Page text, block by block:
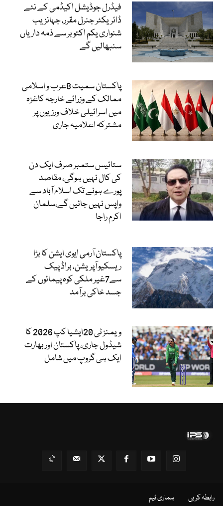
فیڈرل جوڈیشل اکیڈمی کے نئے
ڈائریکٹر جنرل مقرر، جہانزیب
شنواری یکم اکتوبر سے ذمہ داریاں
سنبھالیں گے
پاکستان سمیت 8عرب و اسلامی
ممالک کے وزرائے خارجہ کاغزہ
میں اسرائیلی خلاف ورزیوں پر
مشترکہ اعلامیہ جاری
ستائیس ستمبر صرف ایک دن
کی کال نہیں ہوگی، مقاصد
پورے ہونے تک اسلام آباد سے
واپس نہیں جائیں گے،سلمان
اکرم راجا
پاکستان آرمی ایوی ایشن کا بڑا
ریسکیو آپریشن، براڈ پیک
سے7غیر ملکی کوہ پیمائوں کے
جسد خاکی برآمد
ویمنز ٹی 20ایشیا کپ 2026 کا
شیڈول جاری، پاکستان اور بھارت
ایک ہی گروپ میں شامل
رابطہ کریں ہماری ٹیم